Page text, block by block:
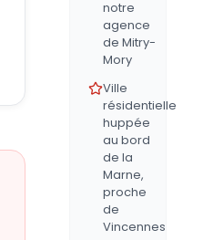
notre
agence
de Mitry-
Mory
Ville
résidentielle
huppée
au bord
de la
Marne,
proche
de
Vincennes